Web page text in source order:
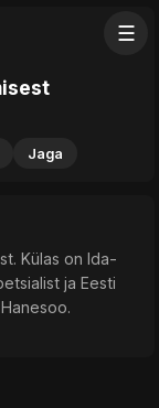
☰
Jaga
Külas on Ida-
ja Eesti